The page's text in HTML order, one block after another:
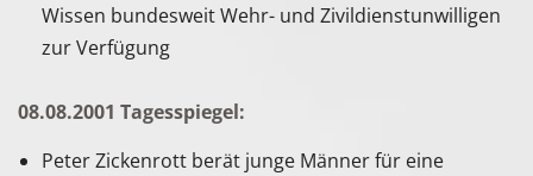
Wissen bundesweit Wehr- und Zivildienstunwilligen
zur Verfügung
08.08.2001 Tagesspiegel:
Peter Zickenrott berät junge Männer für eine